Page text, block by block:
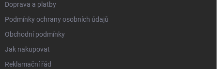
Doprava a platby
Podmínky ochrany osobních údajů
Obchodní podmínky
Jak nakupovat
Reklamační řád